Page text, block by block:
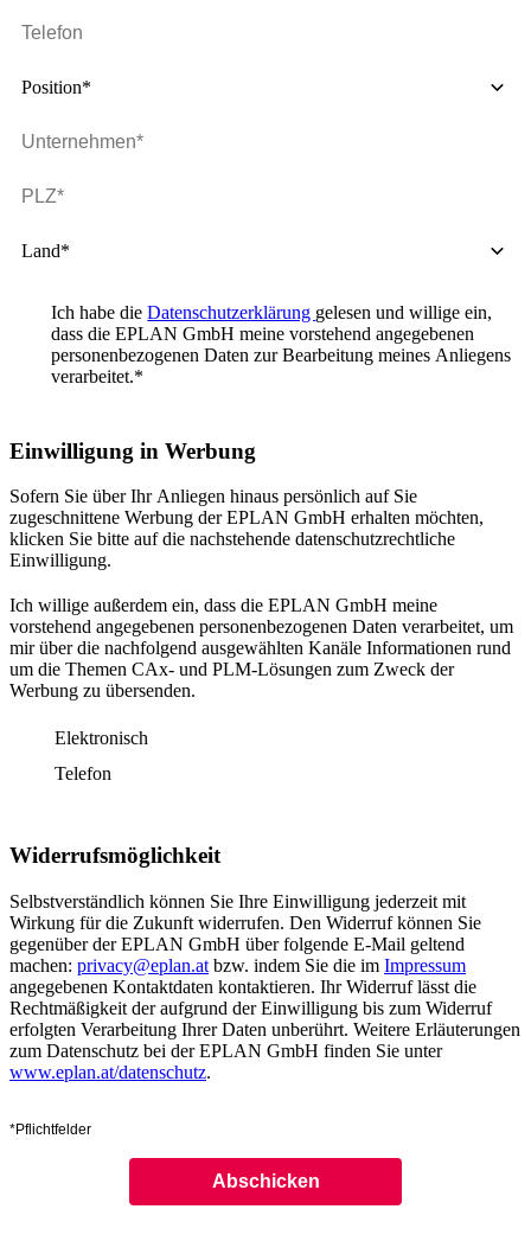
Position*
Land*
Ich habe dieDatenschutzerklärung gelesen und willige ein,
dass die EPLAN GmbH meine vorstehend angegebenen
personenbezogenen Daten zur Bearbeitung meines Anliegens
verarbeitet.*
Einwilligung in Werbung
Sofern Sie über Ihr Anliegen hinaus persönlich auf Sie
zugeschnittene Werbung der EPLAN GmbH erhalten möchten,
klicken Sie bitte auf die nachstehende datenschutzrechtliche
Einwilligung.
Ich willige außerdem ein, dass die EPLAN GmbH meine
vorstehend angegebenen personenbezogenen Daten verarbeitet, um
mir über die nachfolgend ausgewählten Kanäle Informationen rund
um die Themen CAx- und PLM-Lösungen zum Zweck der
Werbung zu übersenden.
Elektronisch
Telefon
Widerrufsmöglichkeit
Selbstverständlich können Sie Ihre Einwilligung jederzeit mit
Wirkung für die Zukunft widerrufen. Den Widerruf können Sie
gegenüber der EPLAN GmbH über folgende E-Mail geltend
machen: privacy@eplan.at bzw. indem Sie die im Impressum
angegebenen Kontaktdaten kontaktieren. Ihr Widerruf lässt die
Rechtmäßigkeit der aufgrund der Einwilligung bis zum Widerruf
erfolgten Verarbeitung Ihrer Daten unberührt. Weitere Erläuterungen
zum Datenschutz bei der EPLAN GmbH finden Sie unter
www.eplan.at/datenschutz.
*Pflichtfelder